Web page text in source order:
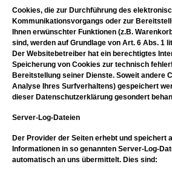
Cookies, die zur Durchführung des
Kommunikationsvorgangs oder zur
Ihnen erwünschter Funktionen (z.B.
sind, werden auf Grundlage von Art. 6 Abs. 1
Der Websitebetreiber hat ein berechtigtes
Speicherung von Cookies zur technisch
Bereitstellung seiner Dienste. Soweit andere
Analyse Ihres Surfverhaltens) gespeichert
dieser Datenschutzerklärung gesondert
Server-Log-Dateien
Der Provider der Seiten erhebt und speichert
Informationen in so genannten Server-Log-
automatisch an uns übermittelt. Dies sind: